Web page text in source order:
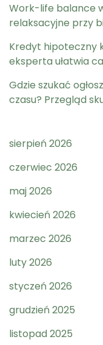
Work-life balance
relaksacyjne przy
Kredyt hipoteczny
eksperta ułatwia
Gdzie szukać
czasu? Przegląd
sierpień 2026
czerwiec 2026
maj 2026
kwiecień 2026
marzec 2026
luty 2026
styczeń 2026
grudzień 2025
listopad 2025